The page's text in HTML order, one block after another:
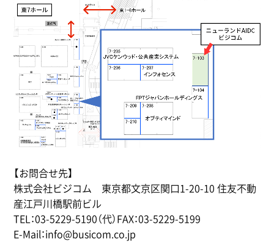
【お問合せ先】
株式会社ビジコム 東京都文京区関口1-20-10 住友不動
産江戸川橋駅前ビル
TEL：03-5229-5190（代）FAX：03-5229-5199
E-Mail：info@busicom.co.jp